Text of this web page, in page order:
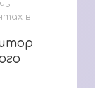
в